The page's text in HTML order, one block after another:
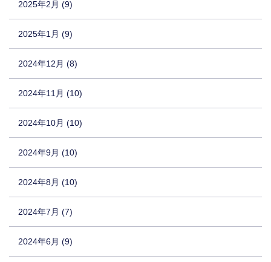
2025年2月 (9)
2025年1月 (9)
2024年12月 (8)
2024年11月 (10)
2024年10月 (10)
2024年9月 (10)
2024年8月 (10)
2024年7月 (7)
2024年6月 (9)